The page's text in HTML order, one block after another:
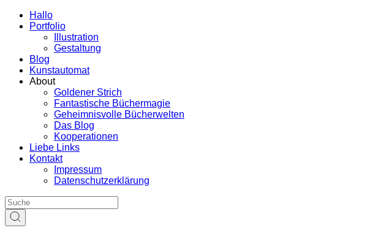
Hallo
Portfolio
Illustration
Gestaltung
Blog
Kunstautomat
About
Goldener Strich
Fantastische Büchermagie
Geheimnisvolle Bücherwelten
Das Blog
Kooperationen
Liebe Links
Kontakt
Impressum
Datenschutzerklärung